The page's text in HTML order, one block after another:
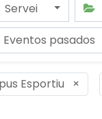
Servei
Eventos pasados
Esportiu ×